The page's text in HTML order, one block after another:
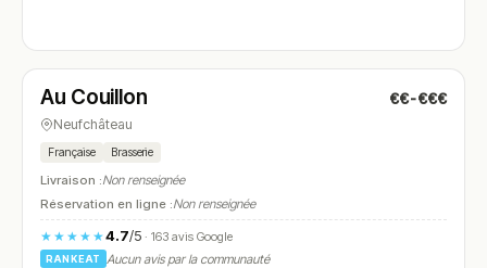
N° 4
Au Couillon €€-€€€
Neufchâteau
Française Brasserie
Livraison :Non renseignée
Réservation en ligne :Non renseignée
★★★★★4.7/5· 163 avis Google
RANKEAT
Aucun avis par la communauté